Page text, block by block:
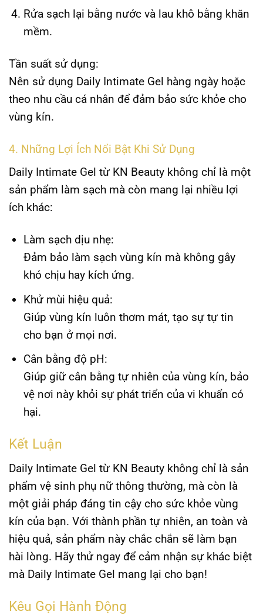
Rửa sạch lại bằng nước và lau khô bằng khăn
mềm.
Tần suất sử dụng:
Nên sử dụng Daily Intimate Gel hàng ngày hoặc
theo nhu cầu cá nhân để đảm bảo sức khỏe cho
vùng kín.
4. Những Lợi Ích Nổi Bật Khi Sử Dụng
Daily Intimate Gel từ KN Beauty không chỉ là một
sản phẩm làm sạch mà còn mang lại nhiều lợi
ích khác:
Làm sạch dịu nhẹ:
Đảm bảo làm sạch vùng kín mà không gây
khó chịu hay kích ứng.
Khử mùi hiệu quả:
Giúp vùng kín luôn thơm mát, tạo sự tự tin
cho bạn ở mọi nơi.
Cân bằng độ pH:
Giúp giữ cân bằng tự nhiên của vùng kín, bảo
vệ nơi này khỏi sự phát triển của vi khuẩn có
hại.
Kết Luận
Daily Intimate Gel từ KN Beauty không chỉ là sản
phẩm vệ sinh phụ nữ thông thường, mà còn là
một giải pháp đáng tin cậy cho sức khỏe vùng
kín của bạn. Với thành phần tự nhiên, an toàn và
hiệu quả, sản phẩm này chắc chắn sẽ làm bạn
hài lòng. Hãy thử ngay để cảm nhận sự khác biệt
mà Daily Intimate Gel mang lại cho bạn!
Kêu Gọi Hành Động